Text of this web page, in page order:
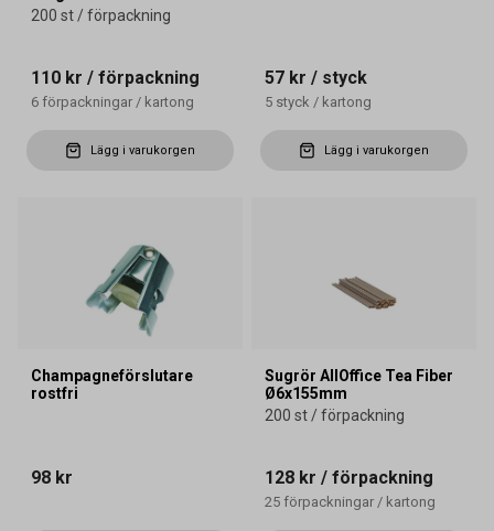
200 st / förpackning
110 kr / förpackning
6 förpackningar / kartong
Lägg i varukorgen
57 kr / styck
5 styck / kartong
Lägg i varukorgen
Champagneförslutare
rostfri
98 kr
Sugrör AllOffice Tea Fiber
Ø6x155mm
200 st / förpackning
128 kr / förpackning
25 förpackningar / kartong